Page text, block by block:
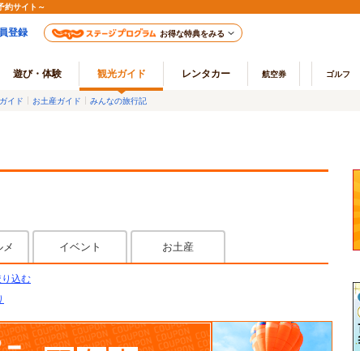
約サイト～
登録 お得な特典をみる
遊び・体験 観光ガイド レンタカー 航空券 ゴルフ
イド お土産ガイド みんなの旅行記
メ イベント お土産
込む